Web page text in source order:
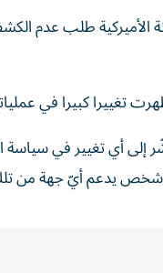
الأميركية طلب عدم
تغييرا كبيرا في
إلى أي تغيير في
شخص يدعم أيّ جهة من